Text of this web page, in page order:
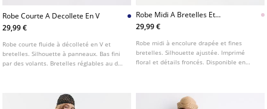
Robe Courte A Decollete En V
29,99 €
Robe courte fluide à décolleté en V et
bretelles. Silhouette à panneaux. Bas fini
par des volants. Bretelles réglables au dos
Robe Midi A Bretelles Et
Imprime Fronce
29,99 €
Robe midi à encolure drapée et fines
bretelles. Silhouette ajustée. Imprimé
floral et détails froncés. Disponible en